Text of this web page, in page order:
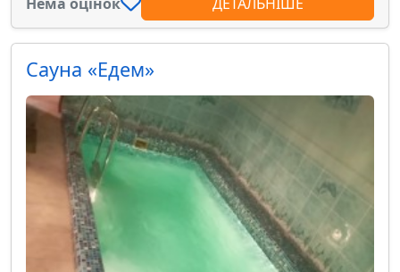
Сауна «Eдем»